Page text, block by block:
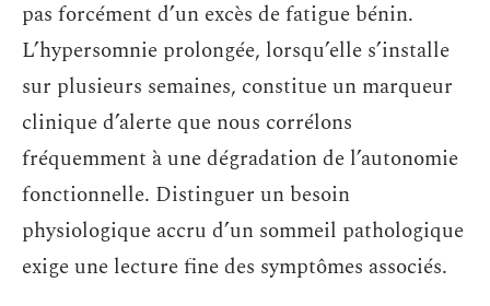
pas forcément d’un excès de fatigue bénin.
L’hypersomnie prolongée, lorsqu’elle s’installe
sur plusieurs semaines, constitue un marqueur
clinique d’alerte que nous corrélons
fréquemment à une dégradation de l’autonomie
fonctionnelle. Distinguer un besoin
physiologique accru d’un sommeil pathologique
exige une lecture fine des symptômes associés.